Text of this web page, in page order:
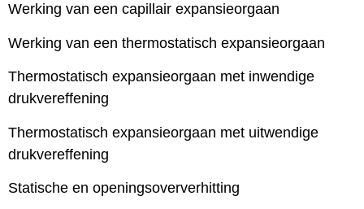
Werking van een capillair expansieorgaan
Werking van een thermostatisch expansieorgaan
Thermostatisch expansieorgaan met inwendige
drukvereffening
Thermostatisch expansieorgaan met uitwendige
drukvereffening
Statische en openingsoververhitting